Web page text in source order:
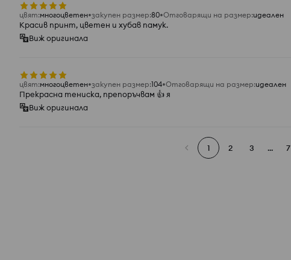
цвят:многоцветен закупен размер:80 Отговарящи на размер:идеален
Красив принт, цветен и хубав памук.
Виж оригинала
цвят:многоцветен закупен размер:104 Отговарящи на размер:идеален
Прекрасна тениска, препоръчвам 👍 я
Виж оригинала
1 2 3 ... 7